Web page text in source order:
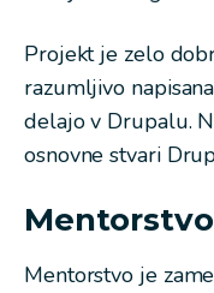
Projekt je zelo
razumljivo
delajo v Drupalu.
osnovne stvari
Mentorstvo
Mentorstvo je